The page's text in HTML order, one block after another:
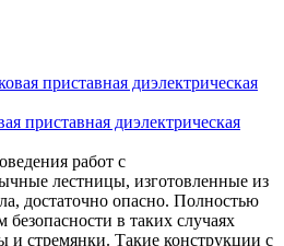
приставная диэлектрическая
работ с
лестницы, изготовленные из
достаточно опасно. Полностью
безопасности в таких случаях
и стремянки. Такие конструкции с